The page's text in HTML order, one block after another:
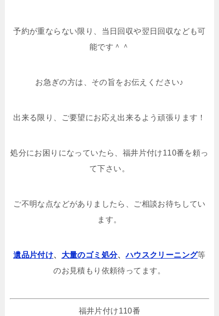
予約が重ならない限り、当日回収や翌日回収なども可
能です＾＾
お急ぎの方は、その旨をお伝えください♪
出来る限り、ご要望にお応え出来るよう頑張ります！
処分にお困りになっていたら、福井片付け110番を頼っ
て下さい。
ご不明な点などがありましたら、ご相談お待ちしてい
ます。
遺品片付け、 大量のゴミ処分、ハウスクリーニング等
のお見積もり依頼待ってます。
福井片付け110番